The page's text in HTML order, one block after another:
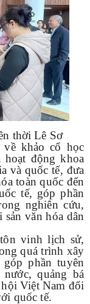
thời Lê Sơ
khảo cổ học
động khoa
và quốc tế, đưa
toàn quốc đến
tế, góp phần
nghiên cứu,
văn hóa dân
vinh lịch sử,
quá trình xây
phần tuyên
quảng bá
Việt Nam đổi
quốc tế.